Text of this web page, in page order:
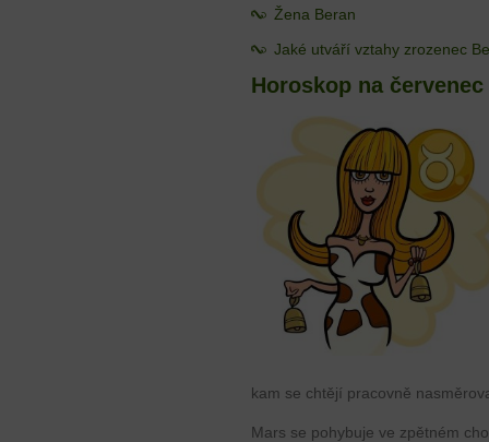
Žena Beran
Jaké utváří vztahy zrozenec
Horoskop na
kam se chtějí pracovně
Mars se pohybuje ve zpětném